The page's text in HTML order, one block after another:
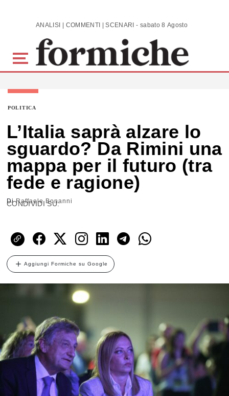
Skip to main content ANALISI | COMMENTI | SCENARI - sabato 8 Agosto 2026
POLITICA
L’Italia saprà alzare lo
sguardo? Da Rimini una
mappa per il futuro (tra
fede e ragione)
DiRaffaele Bonanni
CONDIVIDI SU:
Aggiungi Formiche su Google